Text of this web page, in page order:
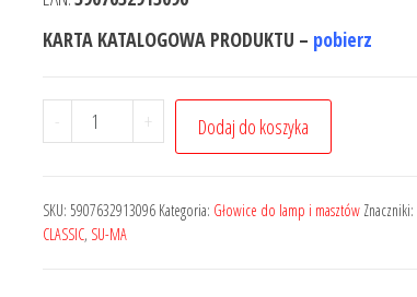
KARTA KATALOGOWA PRODUKTU – pobierz
- + Dodaj do koszyka
SKU: 5907632913096 Kategoria: Głowice do lamp i masztów Znaczniki:
CLASSIC, SU-MA